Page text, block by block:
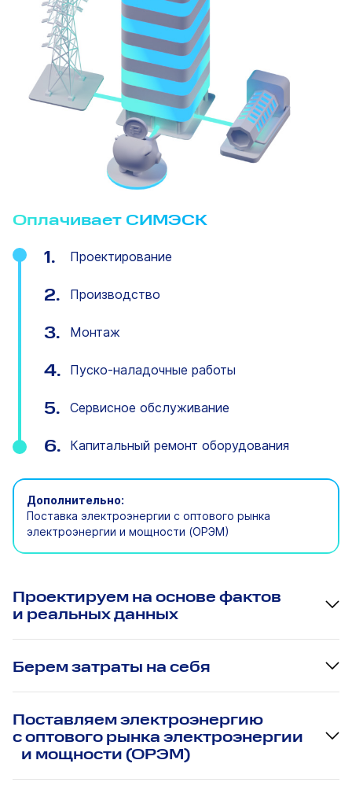
Оплачивает СИМЭСК
1. Проектирование
2. Производство
3. Монтаж
4. Пуско-наладочные работы
5. Сервисное обслуживание
6. Капитальный ремонт оборудования
Дополнительно:
Поставка электроэнергии с оптового рынка
электроэнергии и мощности (ОРЭМ)
Проектируем на основе фактов
и реальных данных
Берем затраты на себя
Поставляем электроэнергию
с оптового рынка электроэнергии
и мощности (ОРЭМ)